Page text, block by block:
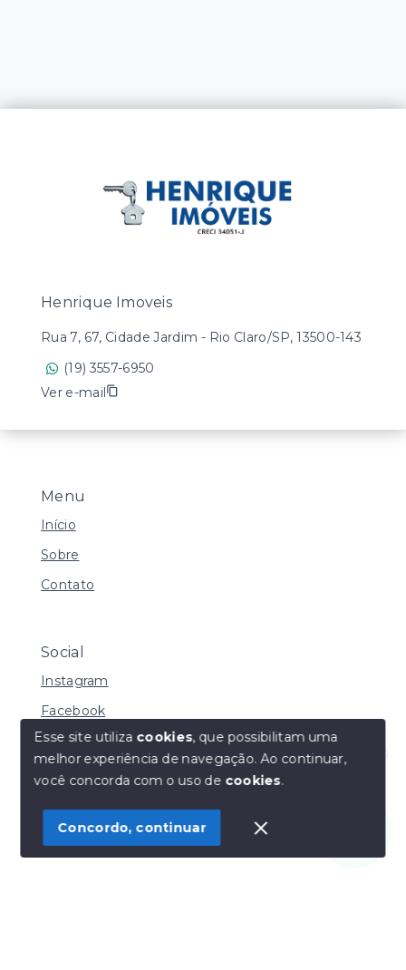
Olá! Estamos disponíveis para te ajudar.
Menu
Início
Sobre
Contato
Social
Instagram
Facebook
© Copyright 2026 - Henrique Imoveis - Todos os
SITE PARA IMOBILIARIA
Henrique Imoveis
Rua 7, 67, Cidade Jardim - Rio Claro/SP, 13500-143
(19) 3557-6950
Ver e-mail
Esse site utiliza cookies, que possibilitam uma
melhor experiência de navegação.Ao continuar,
você concorda com o uso de cookies.
Concordo, continuar